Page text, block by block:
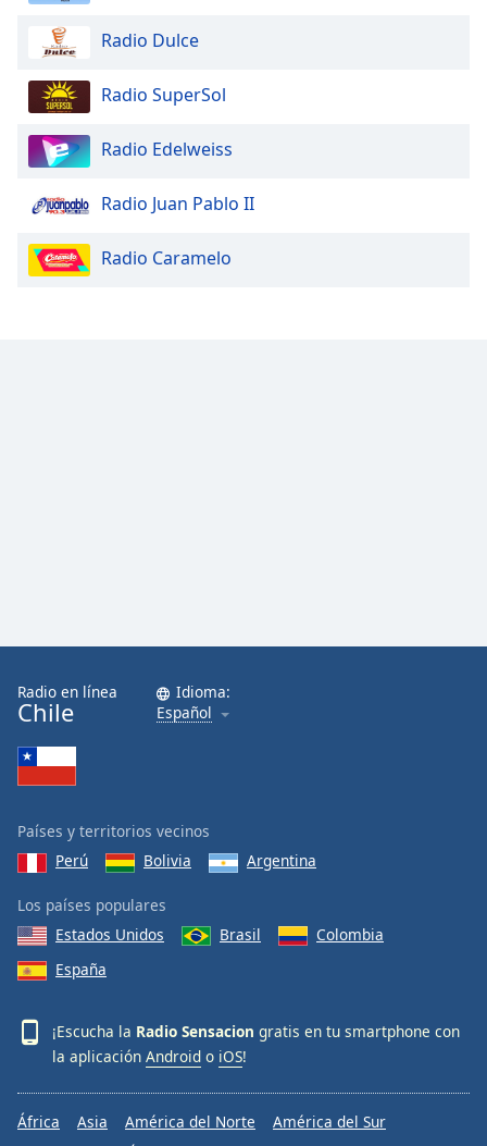
Radio Dulce
Radio SuperSol
Radio Edelweiss
Radio Juan Pablo II
Radio Caramelo
Radio en línea
Chile
Idioma:
Español
Países y territorios vecinos
Perú
Bolivia Argentina
Los países populares
Estados Unidos
Brasil
Colombia
España
¡Escucha la Radio Sensacion gratis en tu smartphone con
la aplicación Android o iOS!
África Asia América del Norte
América del Sur